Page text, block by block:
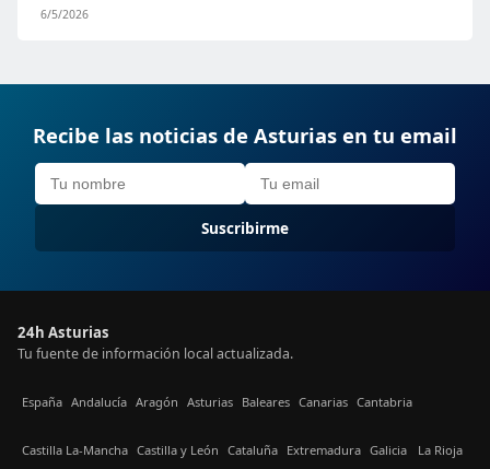
6/5/2026
Recibe las noticias de Asturias en tu email
Suscribirme
24h Asturias
Tu fuente de información local actualizada.
España Andalucía Aragón Asturias Baleares Canarias Cantabria
Castilla La-Mancha Castilla y León Cataluña Extremadura Galicia La Rioja